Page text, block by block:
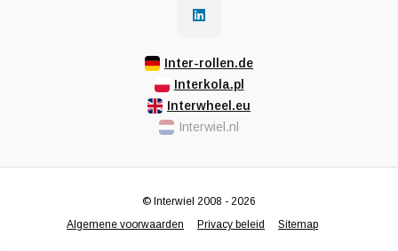
Inter-rollen.de
Interkola.pl
Interwheel.eu
Interwiel.nl
Algemene voorwaarden Privacy beleid Sitemap
© Interwiel 2008 - 2026